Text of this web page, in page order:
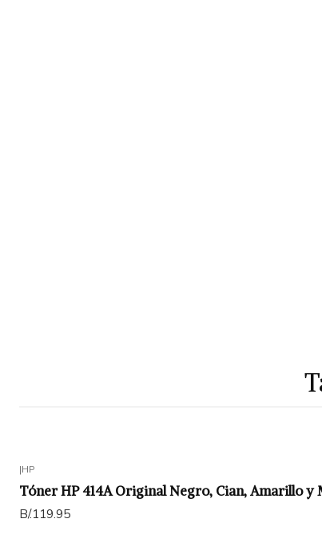
|HP
Tóner HP 414A Original Negro, Cian, Amarillo y
B/.119.95